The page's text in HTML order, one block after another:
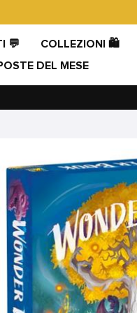
💬 COLLEZIONI 🛍️
DEL MESE